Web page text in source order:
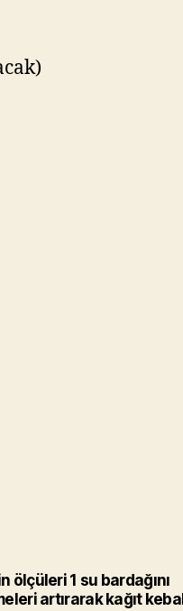
1 su bardağını
artırarak kağıt